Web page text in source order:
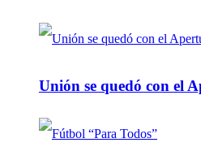
Unión se quedó con el